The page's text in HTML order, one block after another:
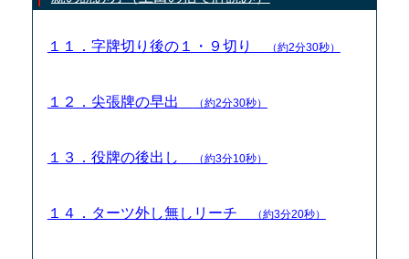
１１．字牌切り後の１・９切り （約2分30秒）
１２．尖張牌の早出 （約2分30秒）
１３．役牌の後出し （約3分10秒）
１４．ターツ外し無しリーチ （約3分20秒）